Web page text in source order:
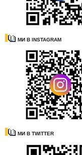
МИ В INSTAGRAM
МИ В TWITTER